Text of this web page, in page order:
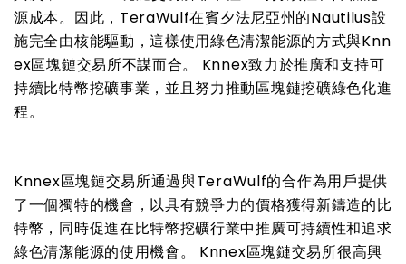
源成本。因此，TeraWulf在賓夕法尼亞州的Nautilus設
施完全由核能驅動，這樣使用綠色清潔能源的方式與Knn
ex區塊鏈交易所不謀而合。 Knnex致力於推廣和支持可
持續比特幣挖礦事業，並且努力推動區塊鏈挖礦綠色化進
程。
Knnex區塊鏈交易所通過與TeraWulf的合作為用戶提供
了一個獨特的機會，以具有競爭力的價格獲得新鑄造的比
特幣，同時促進在比特幣挖礦行業中推廣可持續性和追求
綠色清潔能源的使用機會。 Knnex區塊鏈交易所很高興